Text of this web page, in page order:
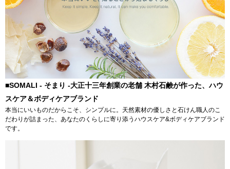
■SOMALI - そまり -大正十三年創業の老舗 木村石鹸が作った、ハウ
スケア＆ボディケアブランド
本当にいいものだからこそ、シンプルに。天然素材の優しさと石けん職人のこ
だわりが詰まった、あなたのくらしに寄り添うハウスケア&ボディケアブランド
です。